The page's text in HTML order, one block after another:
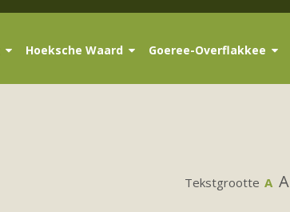
Hoeksche Waard Goeree-Overflakkee
Tekstgrootte A A